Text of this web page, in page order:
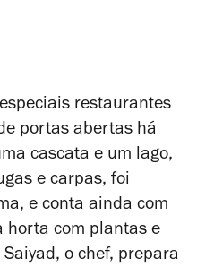
restaurantes
portas abertas há
cascata e um lago,
e carpas, foi
e conta ainda com
horta com plantas e
o chef, prepara